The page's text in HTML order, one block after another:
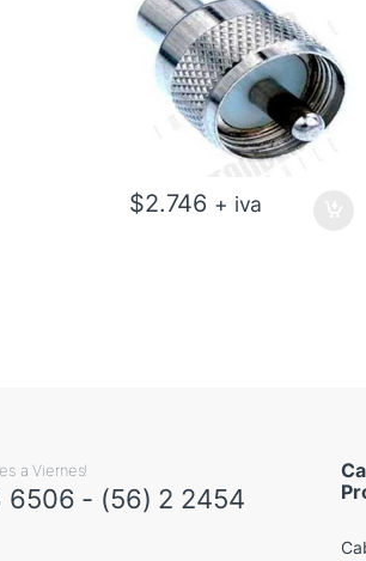
$2.746 + iva
a Viernes!
6506 - (56) 2 2454